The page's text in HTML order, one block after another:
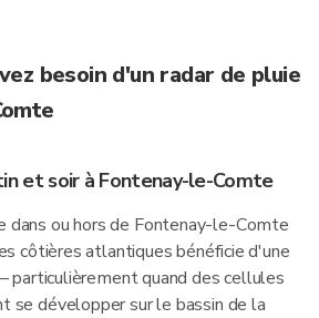
besoin d'un radar de pluie
et soir à Fontenay-le-Comte
dans ou hors de Fontenay-le-Comte
côtières atlantiques bénéficie d'une
particulièrement quand des cellules
se développer sur le bassin de la